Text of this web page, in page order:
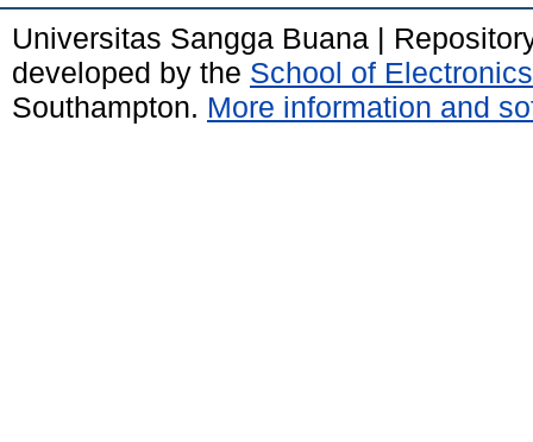
Universitas Sangga Buana |
developed by the School of
Southampton. More information and